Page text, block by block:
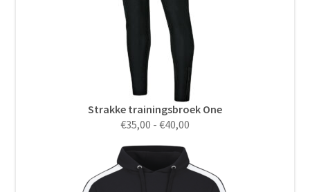
Strakke trainingsbroek One
€35,00 - €40,00
tot
€40,00